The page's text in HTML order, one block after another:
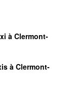
à Clermont-
à Clermont-